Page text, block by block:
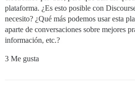
plataforma. ¿Es esto posible con
necesito? ¿Qué más podemos usar esta
aparte de conversaciones sobre mejores
información, etc.?
3 Me gusta